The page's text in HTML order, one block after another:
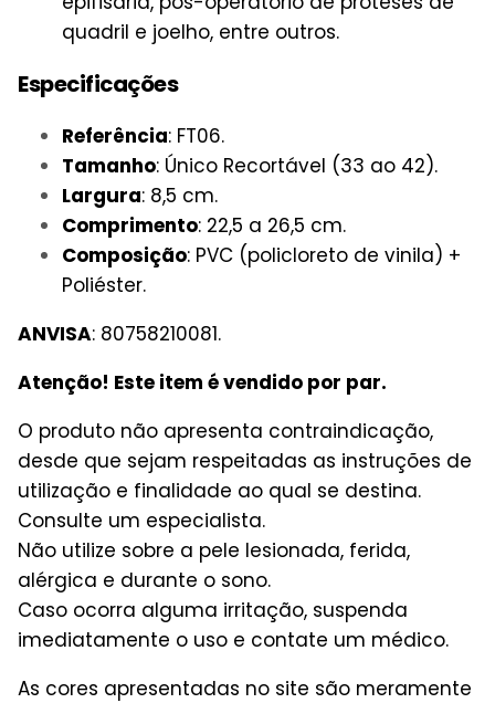
quadril e joelho, entre outros.
Especificações
Referência: FT06.
Tamanho: Único Recortável (33 ao 42).
Largura: 8,5 cm.
Comprimento: 22,5 a 26,5 cm.
Composição: PVC (policloreto de vinila) +
Poliéster.
ANVISA: 80758210081.
Atenção! Este item é vendido por par.
O produto não apresenta contraindicação,
desde que sejam respeitadas as instruções de
utilização e finalidade ao qual se destina.
Consulte um especialista.
Não utilize sobre a pele lesionada, ferida,
alérgica e durante o sono.
Caso ocorra alguma irritação, suspenda
imediatamente o uso e contate um médico.
As cores apresentadas no site são meramente